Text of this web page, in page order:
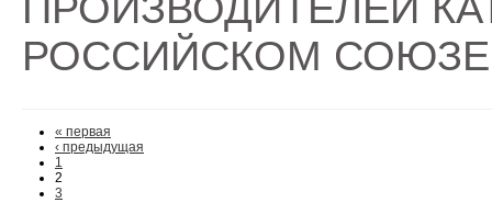
РОССИЙСКОМ
« первая
‹ предыдущая
1
2
3